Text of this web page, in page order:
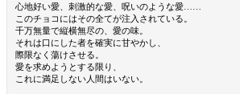
心地好い愛、刺激的な愛、呪いのような愛……
このチョコにはその全てが注入されている。
千万無量で縦横無尽の、愛の味。
それは口にした者を確実に甘やかし、
際限なく蕩けさせる。
愛を求めようとする限り、
これに満足しない人間はいない。